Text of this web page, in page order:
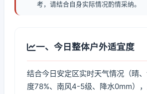
考，请结合自身实际情况酌情采纳。
一、今日整体户外适宜度
结合今日安定区实时天气情况（晴
度78%、南风4-5级、降水0mm）